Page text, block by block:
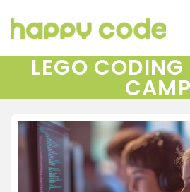
LEGO CODING
CAMP